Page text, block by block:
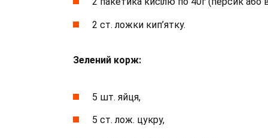
2 ст. ложки кип’ятку.
Зелений корж:
5 шт. яйця,
5 ст. лож. цукру,